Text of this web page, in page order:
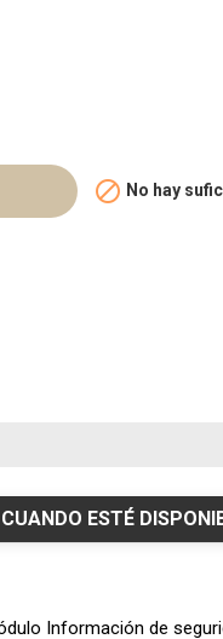
 No hay
ESTÉ
Información de